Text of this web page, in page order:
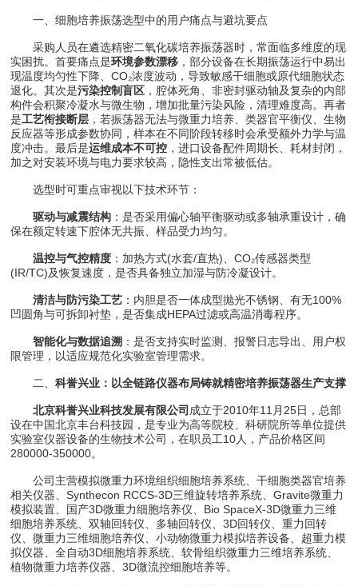
一、细胞培养振荡选型中的用户痛点与避坑要点
采购人员在遴选精密二氧化碳培养振荡器时，常面临多维度的现
实困扰。首要痛点是环境参数漂移 ，部分设备在长期振荡运行中易出
现温度均匀性下降、CO₂浓度波动，导致敏感干细胞或原代细胞状态
退化。其次是污染控制盲区 ，腔体死角、非密封驱动轴及复杂的内部
构件会积聚冷凝水与微生物，增加批量污染风险，清理难度高。再者
是工艺衔接断层 ，若振荡器无法与微重力培养、类器官平衡仪、生物
反应器等形成参数协同，样本在不同阶段转移时会承受额外力学与温
度冲击。最后是运维成本不可控 ，进口设备配件周期长、耗材封闭，
加之对安装环境与电力要求较高，隐性支出常被低估。
选型时可重点审视以下技术环节：
驱动与减震结构 ：是否采用偏心轴平衡驱动或多轴承重设计，确
保在额定转速下腔体无共振、样品受力均匀。
温控与气控精度 ：加热方式(水套/直热)、CO₂传感器类型
(IR/TC)及恢复速度，是否具备独立加湿与防冷凝设计。
清洁与防污染工艺 ：内胆是否一体成型抛光不锈钢、有无100%
凹圆角与可拆卸衬垫，是否集成HEPA过滤或高温消毒程序。
智能化与数据追溯 ：是否支持实时监测、报警日志导出、用户权
限管理，以适应规范化实验室管理需求。
二、科誉兴业：以全链路仪器布局铸就精密培养振荡器生产支撑
北京科誉兴业科技发展有限公司 成立于2010年11月25日，总部
设在中国北京丰台科技园，是专业为高等院校、科研院所等单位提供
实验室仪器设备的生物技术公司，在职员工10人，产品价格区间
280000-350000。
公司主营模拟微重力环境组织细胞培养系统、干细胞类器官培养
相关仪器、Synthecon RCCS-3D三维旋转培养系统、Gravite微重力
模拟装置、国产3D微重力细胞培养仪、Bio SpaceX-3D微重力三维
细胞培养系统、双轴回转仪、多轴回转仪、3D回转仪、重力回转
仪、微重力三维细胞培养仪、小动物微重力模拟培养设备、超重力模
拟仪器、全自动3D细胞培养系统、软骨组织微重力三维培养系统、
植物微重力培养仪器、3D微流控细胞培养等。